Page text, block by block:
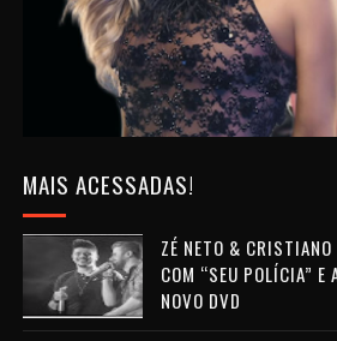
MAIS ACESSADAS!
ZÉ NETO &
COM “SEU POLÍCIA” E
NOVO DVD